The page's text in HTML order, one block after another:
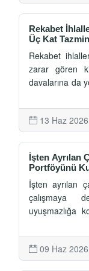
ve Rekabet
Rekabet
Üç Kat
Rekabet
zarar gören
davalarına da
temeli, üç
zamanaşımı
13 Haz 2026
İşten Ayrılan
Portföyünü
İşten ayrılan
çalışmaya
uyuşmazlığa
ticari sır
çerçevesinde
doğrultusunda
09 Haz 2026